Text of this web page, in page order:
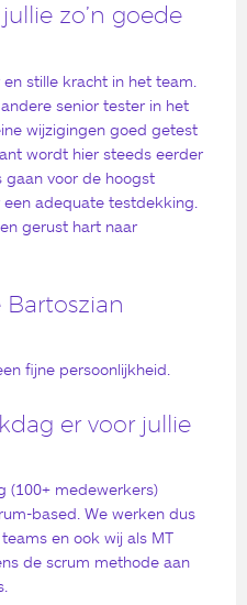
zo’n goede
stille kracht in het team.
senior tester in het
wijzigingen goed getest
wordt hier steeds eerder
gaan voor de hoogst
adequate testdekking.
gerust hart naar
fijne persoonlijkheid.
er voor jullie
(100+ medewerkers)
based. We werken dus
en ook wij als MT
de scrum methode aan